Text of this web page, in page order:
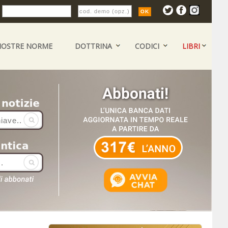
NORME DOTTRINA CODICI LIBRI